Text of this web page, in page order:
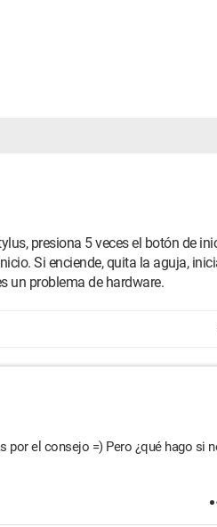
presiona 5 veces el botón de
Si enciende, quita la aguja,
un problema de hardware.
por el consejo =) Pero ¿qué hago si